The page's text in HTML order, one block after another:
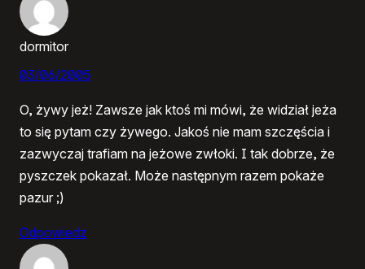
dormitor
03/06/2005
O, żywy jeż! Zawsze jak ktoś mi mówi, że widział jeża
to się pytam czy żywego. Jakoś nie mam szczęścia i
zazwyczaj trafiam na jeżowe zwłoki. I tak dobrze, że
pyszczek pokazał. Może następnym razem pokaże
pazur ;)
Odpowiedz